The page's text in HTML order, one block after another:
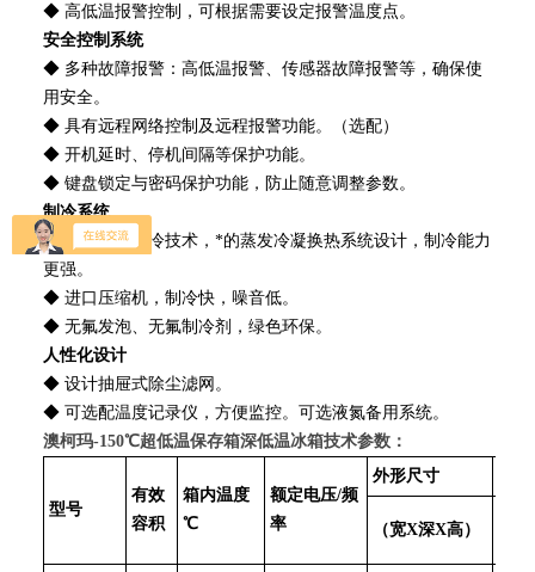
◆ 高低温报警控制，可根据需要设定报警温度点。
安全控制系统
◆ 多种故障报警：高低温报警、传感器故障报警等，确保使
用安全。
◆ 具有远程网络控制及远程报警功能。（选配）
◆ 开机延时、停机间隔等保护功能。
◆ 键盘锁定与密码保护功能，防止随意调整参数。
制冷系统
◆ 优化复叠制冷技术，*的蒸发冷凝换热系统设计，制冷能力
更强。
◆ 进口压缩机，制冷快，噪音低。
◆ 无氟发泡、无氟制冷剂，绿色环保。
人性化设计
◆ 设计抽屉式除尘滤网。
◆ 可选配温度记录仪，方便监控。可选液氮备用系统。
澳柯玛-150℃超低温保存箱深低温冰箱技术参数：
型号
有效
容积
箱内温度
℃
额定电压/频
率
外形尺寸
（宽X深X高）